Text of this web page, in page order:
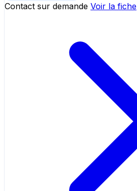
Contact sur demande Voir la fiche